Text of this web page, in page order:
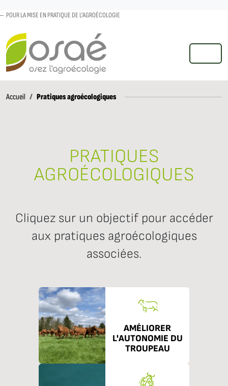
POUR LA MISE EN PRATIQUE DE L'AGROÉCOLOGIE
MENU
Accueil AccueilPratiques agroécologiques
PRATIQUES
AGROÉCOLOGIQUES
Cliquez sur un objectif pour accéder
aux pratiques agroécologiques
associées.
AMÉLIORER
L'AUTONOMIE DU
TROUPEAU